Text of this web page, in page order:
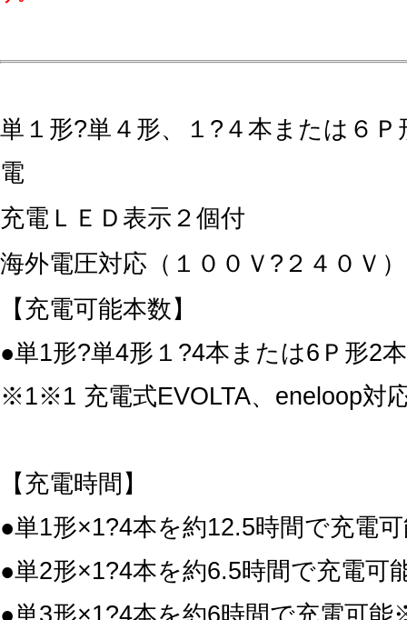
単１形?単４形、１?４本または６
電
充電ＬＥＤ表示２個付
海外電圧対応（１００Ｖ?２４０Ｖ）
【充電可能本数】
●単1形?単4形１?4本または6Ｐ形2
※1※1 充電式EVOLTA、eneloop対
【充電時間】
●単1形×1?4本を約12.5時間で
●単2形×1?4本を約6.5時間で充